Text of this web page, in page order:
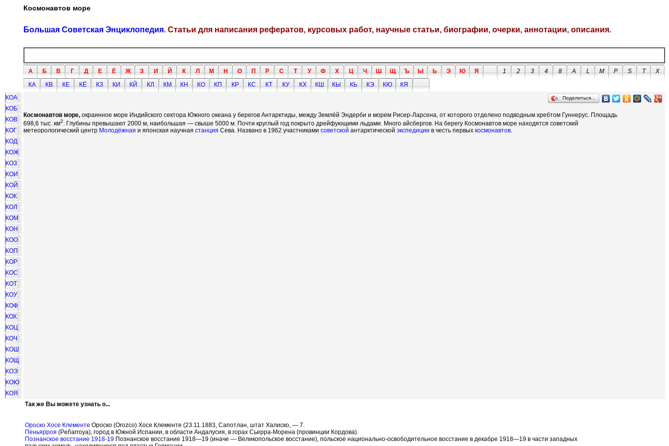
Космонавтов море
Большая Советская Энциклопедия. Статьи для написания рефератов, курсовых работ, научные статьи, биографии, очерки, аннотации, описания.
А Б В Г Д Е Ё Ж З И Й К Л М Н О П Р С Т У Ф Х Ц Ч Ш Щ Ъ Ы Ь Э Ю Я 1 2 3 4 8 A L M P S T
X
КА
КВ КЕ КЁ КЗ КИ КЙ КЛ КМ КН КО КП КР КС КТ КУ КХ КШ КЫ КЬ КЭ КЮ
КЯ
КОА
КОБ
КОВ
КОГ
КОД
КОЖ
КОЗ
КОИ
КОЙ
КОК
КОЛ
КОМ
КОН
КОО
КОП
КОР
КОС
КОТ
КОУ
КОФ
КОХ
КОЦ
КОЧ
КОШ
КОЩ
КОЭ
КОЮ
КОЯ
Поделиться…
Космонавтов море, окраинное море Индийского сектора Южного океана у берегов Антарктиды, между Землёй Эндерби и морем Рисер-Ларсена, от которого отделено подводным хребтом Гуннерус. Площадь
698,6 тыс. км2. Глубины превышают 2000 м, наибольшая — свыше 5000 м. Почти круглый год покрыто дрейфующими льдами. Много айсбергов. На берегу Космонавтов море находятся советский
метеорологический центр Молодёжная и японская научная станция Сева. Названо в 1962 участниками советской антарктической экспедиции в честь первых космонавтов.
Так же Вы можете узнать о...
Ороско Хосе Клементе Ороско (Orozco) Хосе Клементе (23.11.1883, Сапотлан, штат Халиско, — 7.
Пеньярроя (Peñarroya), город в Южной Испании, в области Андалусия, в горах Сьерра-Морена (провинции Кордова).
Познанское восстание 1918-19 Познанское восстание 1918—19 (иначе — Великопольское восстание), польское национально-освободительное восстание в декабре 1918—19 в части западных